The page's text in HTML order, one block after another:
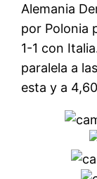
Alemania
por Polonia
1-1 con
paralela a
esta y a